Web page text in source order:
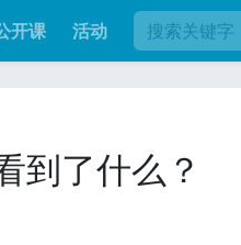
开课 活动
到了什么？